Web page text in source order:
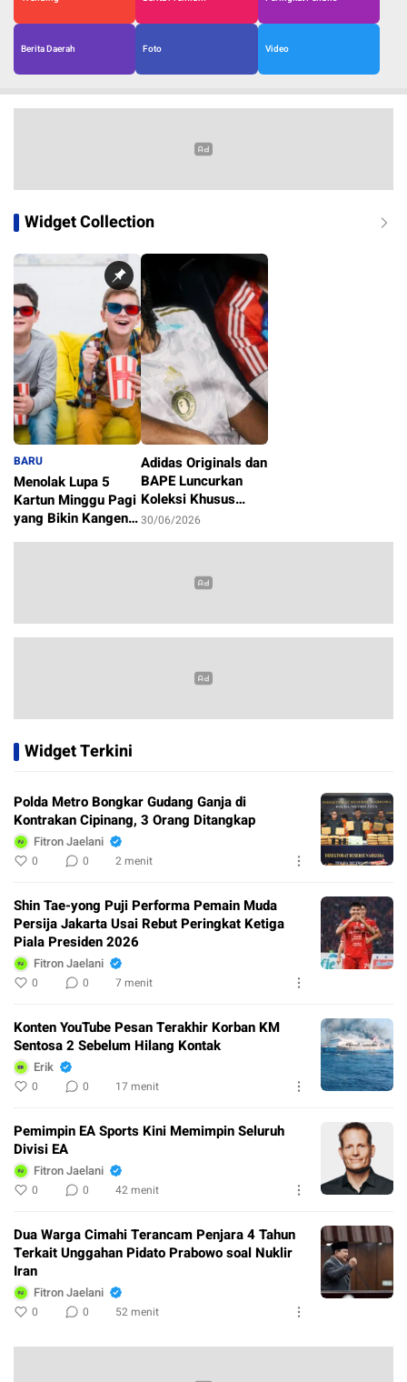
Berita Daerah Foto Video
Widget Collection
BARU
Menolak Lupa 5
Kartun Minggu Pagi
yang Bikin Kangen
1/07/2026
Adidas Originals dan
BAPE Luncurkan
Koleksi Khusus
Sambut Piala Dunia
30/06/2026
Widget Terkini
Polda Metro Bongkar Gudang Ganja di
Kontrakan Cipinang, 3 Orang Ditangkap
Fitron Jaelani
0 0 2 menit
Shin Tae-yong Puji Performa Pemain Muda
Persija Jakarta Usai Rebut Peringkat Ketiga
Piala Presiden 2026
Fitron Jaelani
0 0 7 menit
Konten YouTube Pesan Terakhir Korban KM
Sentosa 2 Sebelum Hilang Kontak
Erik
0 0 17 menit
Pemimpin EA Sports Kini Memimpin Seluruh
Divisi EA
Fitron Jaelani
0 0 42 menit
Dua Warga Cimahi Terancam Penjara 4 Tahun
Terkait Unggahan Pidato Prabowo soal Nuklir
Iran
Fitron Jaelani
0 0 52 menit